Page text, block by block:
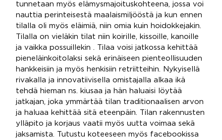
tunnetaan myös elämysmajoituskohteena, jossa voi
nauttia perinteisestä maalaismiljööstä ja kun ennen
tilalla oli myös eläimiä, niin omia kuin hoidokkejakin.
Tilalla on vieläkin tilat niin koirille, kissoille, kanoille
ja vaikka possuillekin . Tilaa voisi jatkossa kehittää
pieneläinkoitolaksi sekä erinäiseen pienteollisuuden
hankkeisiin ja myös henkisiin retriitteihin. Nykyisellä
rivakalla ja innovatiivisella omistajalla alkaa ikä
tehdä hieman ns. kiusaa ja hän haluaisi löytää
jatkajan, joka ymmärtää tilan traditionaalisen arvon
ja haluaa kehittää sitä eteenpäin. Tilan rakennusten
ylläpito ja korjaus vaatii myös uutta voimaa sekä
jaksamista. Tutustu koteeseen myös facebookissa